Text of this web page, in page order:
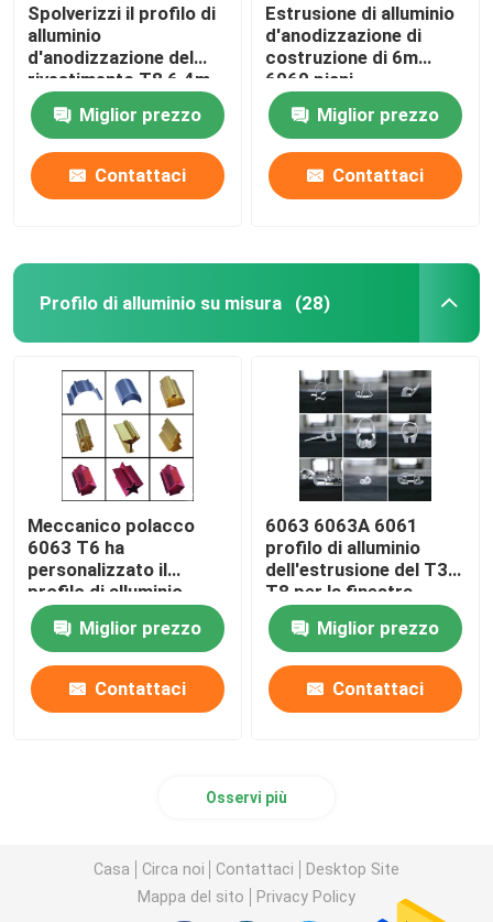
Spolverizzi il profilo di
alluminio
d'anodizzazione del
rivestimento T8 6.4m
Miglior prezzo
Contattaci
Estrusione di alluminio
d'anodizzazione di
costruzione di 6m
6060 piani
Miglior prezzo
Contattaci
Profilo di alluminio su misura (28)
Meccanico polacco
6063 T6 ha
personalizzato il
profilo di alluminio
Miglior prezzo
Contattaci
6063 6063A 6061
profilo di alluminio
dell'estrusione del T3
T8 per la finestra
Miglior prezzo
Contattaci
Osservi più
Casa Circa noi Contattaci
Desktop Site
Mappa del sito
Privacy Policy